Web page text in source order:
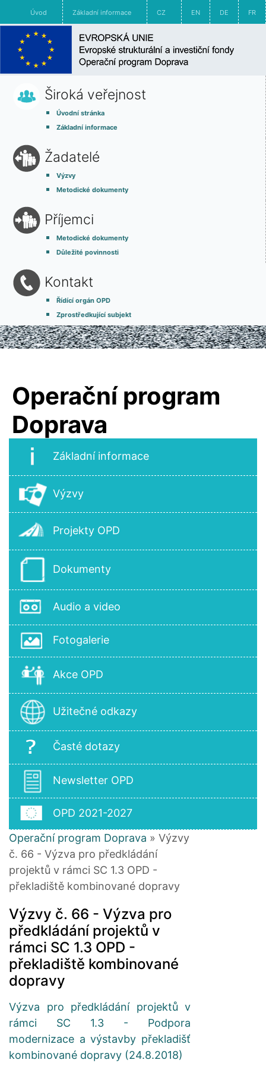
Úvod Základní informace CZ EN DE FR
Široká veřejnost
Úvodní stránka
Základní informace
Žadatelé
Výzvy
Metodické dokumenty
Příjemci
Metodické dokumenty
Důležité povinnosti
Kontakt
Řídící orgán OPD
Zprostředkující subjekt
Operační program
Doprava
Základní informace
Výzvy
Projekty OPD
Dokumenty
Audio a video
Fotogalerie
Akce OPD
Užitečné odkazy
Časté dotazy
Newsletter OPD
OPD 2021-2027
Operační program Doprava » Výzvy
č. 66 - Výzva pro předkládání
projektů v rámci SC 1.3 OPD -
překladiště kombinované dopravy
Výzvy č. 66 - Výzva pro
předkládání projektů v
rámci SC 1.3 OPD -
překladiště kombinované
dopravy
Výzva pro předkládání projektů v
rámci SC 1.3 - Podpora
modernizace a výstavby překladišť
kombinované dopravy (24.8.2018)